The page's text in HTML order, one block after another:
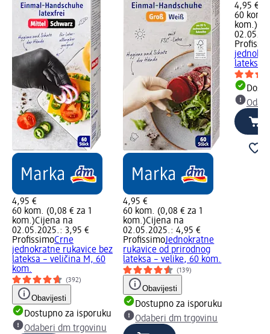
4,95 €
60 kom. (0,08 € za 1
kom.)Cijena na
02.05.2025.: 3,95 €
ProfissimoCrne
jednokratne rukavice bez
lateksa – veličina M, 60
kom.
(392)
Obavijesti
Dostupno za isporuku
Odaberi dm trgovinu
4,95 €
60 kom. (0,08 € za 1
kom.)Cijena na
02.05.2025.: 4,95 €
ProfissimoJednokratne
rukavice od prirodnog
lateksa – velike, 60 kom.
(139)
Obavijesti
Dostupno za isporuku
Odaberi dm trgovinu
4,95 €
60 kom.
kom.)
lateksa